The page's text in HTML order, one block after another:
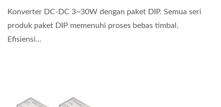
Konverter DC-DC 3~30W dengan paket DIP. Semua seri
produk paket DIP memenuhi proses bebas timbal.
Efisiensi...